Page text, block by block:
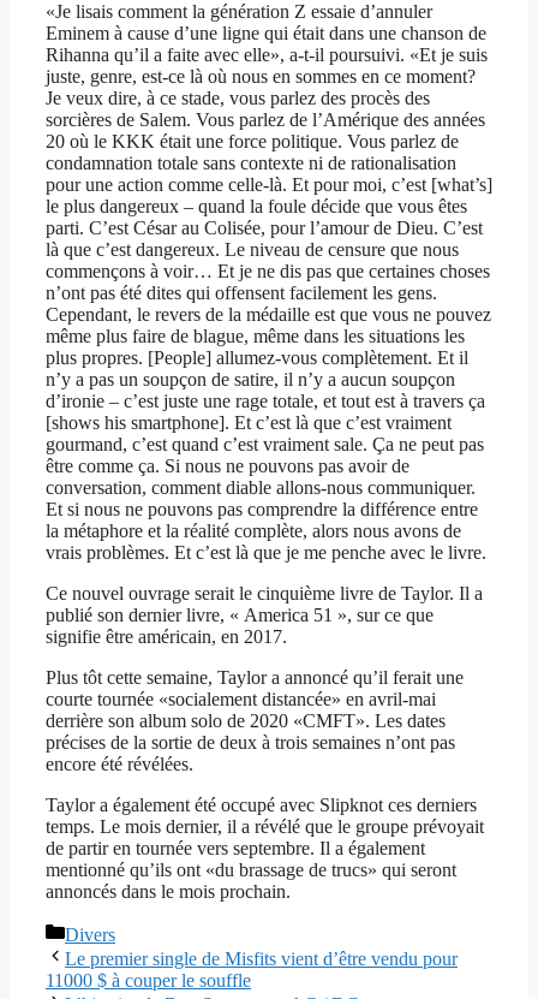
«Je lisais comment la génération Z essaie d’annuler
Eminem à cause d’une ligne qui était dans une chanson de
Rihanna qu’il a faite avec elle», a-t-il poursuivi. «Et je suis
juste, genre, est-ce là où nous en sommes en ce moment?
Je veux dire, à ce stade, vous parlez des procès des
sorcières de Salem. Vous parlez de l’Amérique des années
20 où le KKK était une force politique. Vous parlez de
condamnation totale sans contexte ni de rationalisation
pour une action comme celle-là. Et pour moi, c’est [what’s]
le plus dangereux – quand la foule décide que vous êtes
parti. C’est César au Colisée, pour l’amour de Dieu. C’est
là que c’est dangereux. Le niveau de censure que nous
commençons à voir… Et je ne dis pas que certaines choses
n’ont pas été dites qui offensent facilement les gens.
Cependant, le revers de la médaille est que vous ne pouvez
même plus faire de blague, même dans les situations les
plus propres. [People] allumez-vous complètement. Et il
n’y a pas un soupçon de satire, il n’y a aucun soupçon
d’ironie – c’est juste une rage totale, et tout est à travers ça
[shows his smartphone]. Et c’est là que c’est vraiment
gourmand, c’est quand c’est vraiment sale. Ça ne peut pas
être comme ça. Si nous ne pouvons pas avoir de
conversation, comment diable allons-nous communiquer.
Et si nous ne pouvons pas comprendre la différence entre
la métaphore et la réalité complète, alors nous avons de
vrais problèmes. Et c’est là que je me penche avec le livre.
Ce nouvel ouvrage serait le cinquième livre de Taylor. Il a
publié son dernier livre, « America 51 », sur ce que
signifie être américain, en 2017.
Plus tôt cette semaine, Taylor a annoncé qu’il ferait une
courte tournée «socialement distancée» en avril-mai
derrière son album solo de 2020 «CMFT». Les dates
précises de la sortie de deux à trois semaines n’ont pas
encore été révélées.
Taylor a également été occupé avec Slipknot ces derniers
temps. Le mois dernier, il a révélé que le groupe prévoyait
de partir en tournée vers septembre. Il a également
mentionné qu’ils ont «du brassage de trucs» qui seront
annoncés dans le mois prochain.
Catégories
Divers
Le premier single de Misfits vient d’être vendu pour
11000 $ à couper le souffle